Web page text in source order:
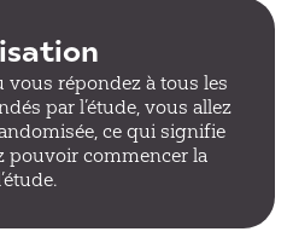
vous répondez à tous les
par l’étude, vous allez
ce qui signifie
pouvoir commencer la